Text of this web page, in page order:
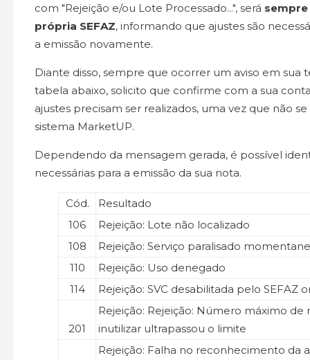
com "Rejeição e/ou Lote Processado...", será
própria SEFAZ, informando que ajustes são
a emissão novamente.
Diante disso, sempre que ocorrer um aviso em sua
tabela abaixo, solicito que confirme com a sua
ajustes precisam ser realizados, uma vez que não
sistema MarketUP.
Dependendo da mensagem gerada, é possível
necessárias para a emissão da sua nota.
Cód.
Resultado
106
Rejeição: Lote não localizado
108
Rejeição: Serviço paralisado
110
Rejeição: Uso denegado
114
Rejeição: SVC desabilitada pelo SEFAZ
201
Rejeição: Rejeição: Número máximo de
inutilizar ultrapassou o limite
Rejeição: Falha no reconhecimento da